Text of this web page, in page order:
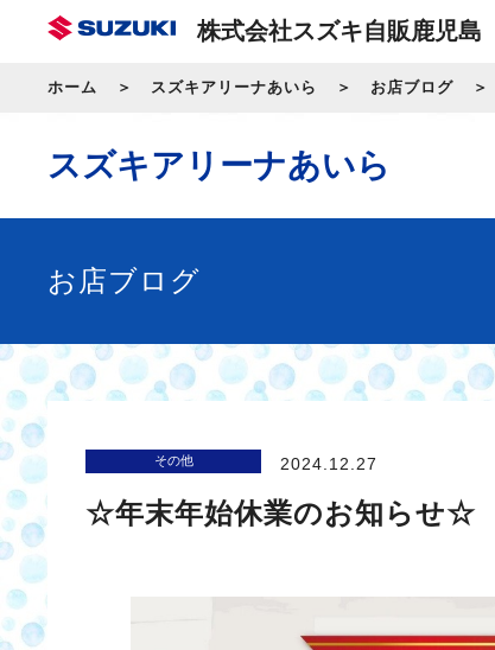
株式会社スズキ自販鹿児島
ホーム スズキアリーナあいら お店ブログ
スズキアリーナあいら
お店ブログ
その他 2024.12.27
☆年末年始休業のお知らせ☆